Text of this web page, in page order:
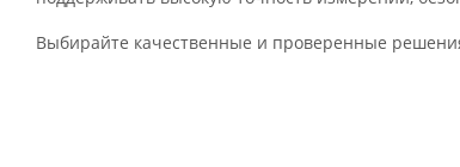
Выбирайте качественные и проверенные